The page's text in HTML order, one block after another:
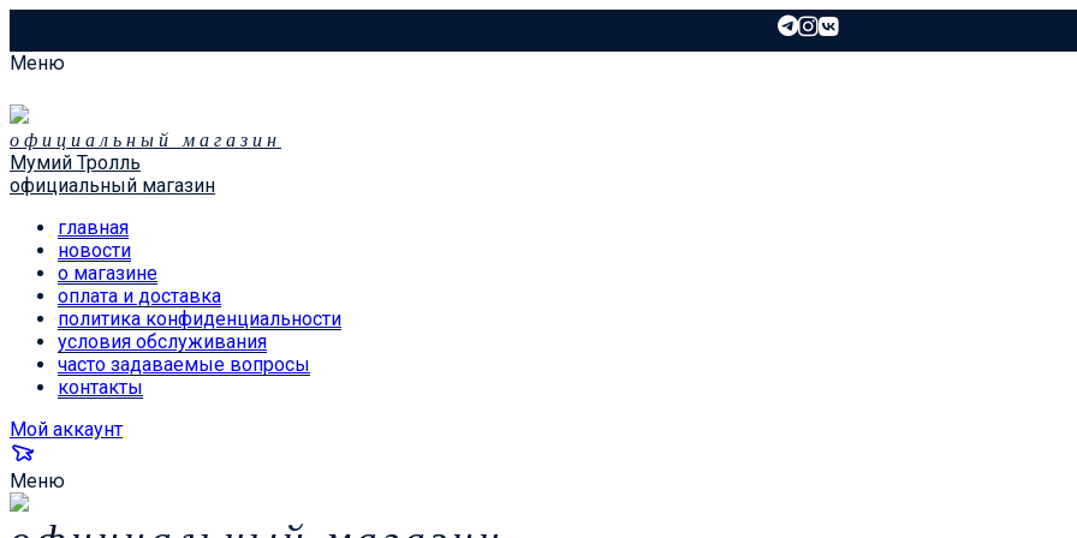
Меню
официальный магазин
Мумий Тролль
официальный магазин
главная
новости
о магазине
оплата и доставка
политика конфиденциальности
условия обслуживания
часто задаваемые вопросы
контакты
Мой аккаунт
Меню